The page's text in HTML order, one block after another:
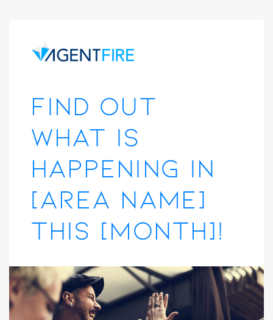
Find out
what is
happening in
[area name]
this [month]!